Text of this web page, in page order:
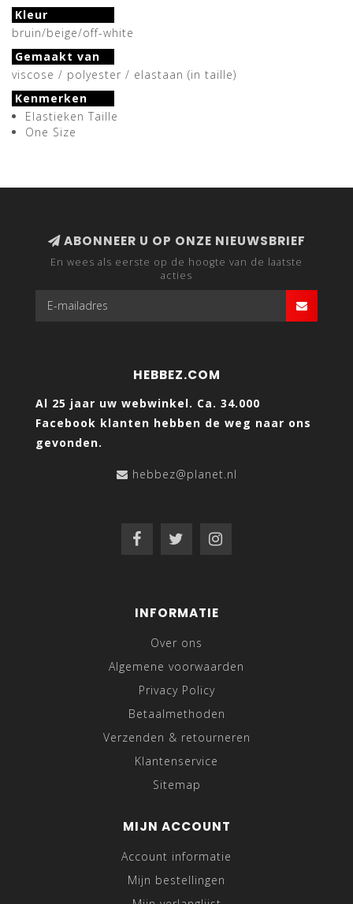
Kleur
bruin/beige/off-white
Gemaakt van
viscose / polyester / elastaan (in taille)
Kenmerken
Elastieken Taille
One Size
ABONNEER U OP ONZE NIEUWSBRIEF
En wees als eerste op de hoogte van de laatste
acties
HEBBEZ.COM
Al 25 jaar uw webwinkel. Ca. 34.000
Facebook klanten hebben de weg naar ons
gevonden.
hebbez@planet.nl
INFORMATIE
Over ons
Algemene voorwaarden
Privacy Policy
Betaalmethoden
Verzenden & retourneren
Klantenservice
Sitemap
MIJN ACCOUNT
Account informatie
Mijn bestellingen